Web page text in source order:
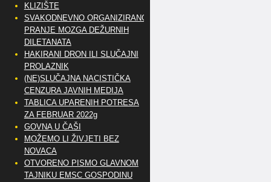
KLIZIŠTE
SVAKODNEVNO ORGANIZIRANO
PRANJE MOZGA DEŽURNIH
DILETANATA
HAKIRANI DRON ILI SLUČAJNI
PROLAZNIK
(NE)SLUČAJNA NACISTIČKA
CENZURA JAVNIH MEDIJA
TABLICA UPARENIH POTRESA
ZA FEBRUAR 2022g
GOVNA U ČAŠI
MOŽEMO LI ŽIVJETI BEZ
NOVACA
OTVORENO PISMO GLAVNOM
TAJNIKU EMSC GOSPODINU